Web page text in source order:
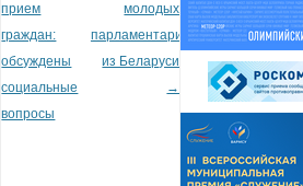
прием
граждан:
обсуждены
социальные
вопросы
молодых
парламентариев
из Беларуси
→